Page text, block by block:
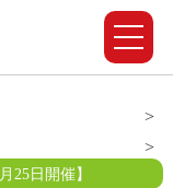
25日開催】